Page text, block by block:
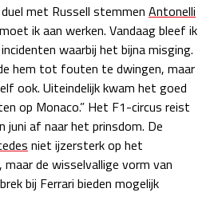
met Russell stemmen Antonelli
ik aan werken. Vandaag bleef ik
waarbij het bijna misging.
hem tot fouten te dwingen, maar
ook. Uiteindelijk kwam het goed
op Monaco.” Het F1-circus reist
juni af naar het prinsdom. De
niet ijzersterk op het
de wisselvallige vorm van
bij Ferrari bieden mogelijk